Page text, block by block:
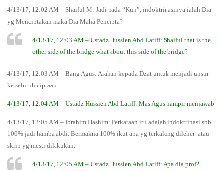
4/13/17, 12:02 AM – Shaiful M: Jadi pada “Kun”, indoktrinasinya ialah Dia
yg Menciptakan maka Dia Maha Pencipta?
4/13/17, 12:03 AM – Ustadz Hussien Abd Latiff: Shaiful that is the
other side of the bridge what about this side of the bridge?
4/13/17, 12:03 AM – Bang Agus: Arahan kepada Dzat untuk menjadi unsur
ke seluruh ciptaan.
4/13/17, 12:04 AM – Ustadz Hussien Abd Latiff: Mas Agus hampir menjawab
4/13/17, 12:05 AM – Ibrahim Hashim: Perkataan itu adalah indoktrinasi sbb
100% jadi hamba abdi. Bermakna 100% ikut apa yg terkalong dileher atau
skrip yg mesti dilakukan.
4/13/17, 12:05 AM – Ustadz Hussien Abd Latiff: Apa dia prof?